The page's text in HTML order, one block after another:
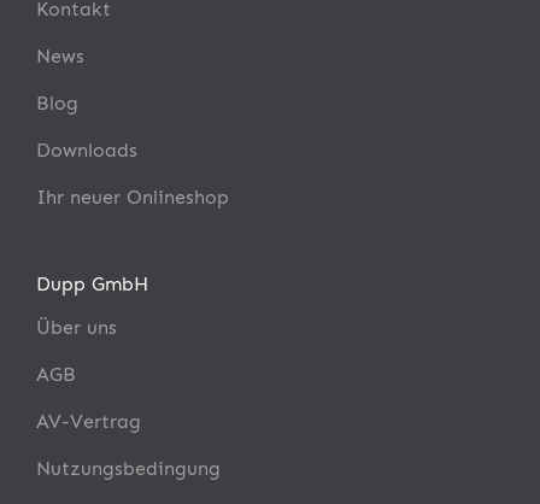
Kontakt
News
Blog
Downloads
Ihr neuer Onlineshop
Dupp GmbH
Über uns
AGB
AV-Vertrag
Nutzungsbedingung